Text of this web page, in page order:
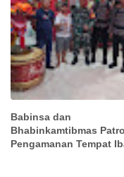
Babinsa dan
Bhabinkamtibmas
Pengamanan Tempat